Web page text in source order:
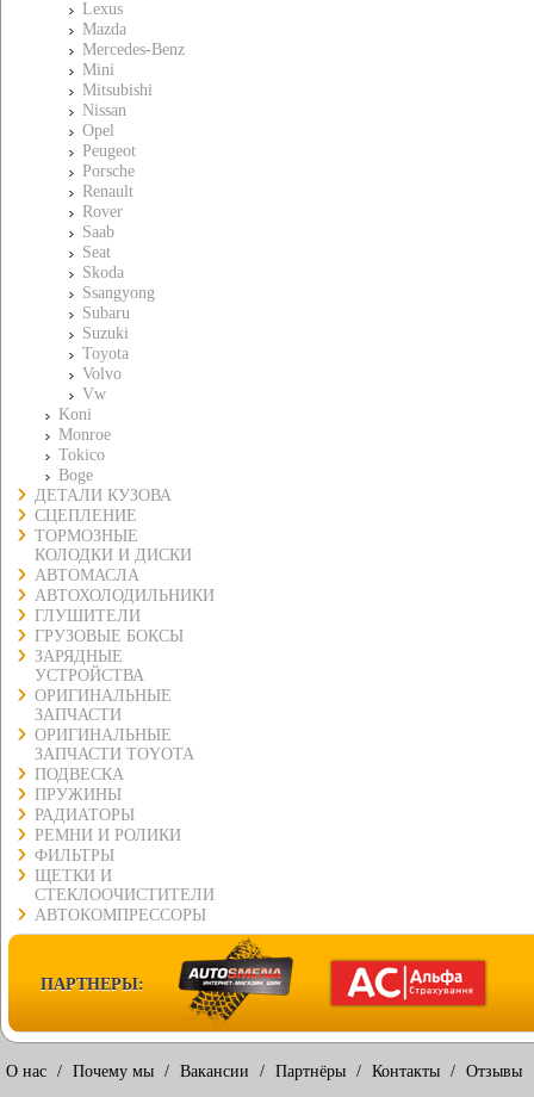
Lexus
Mazda
Mercedes-Benz
Mini
Mitsubishi
Nissan
Opel
Peugeot
Porsche
Renault
Rover
Saab
Seat
Skoda
Ssangyong
Subaru
Suzuki
Toyota
Volvo
Vw
Koni
Monroe
Tokico
Boge
ДЕТАЛИ КУЗОВА
СЦЕПЛЕНИЕ
ТОРМОЗНЫЕ
КОЛОДКИ И ДИСКИ
АВТОМАСЛА
АВТОХОЛОДИЛЬНИКИ
ГЛУШИТЕЛИ
ГРУЗОВЫЕ БОКСЫ
ЗАРЯДНЫЕ
УСТРОЙСТВА
ОРИГИНАЛЬНЫЕ
ЗАПЧАСТИ
ОРИГИНАЛЬНЫЕ
ЗАПЧАСТИ TOYOTA
ПОДВЕСКА
ПРУЖИНЫ
РАДИАТОРЫ
РЕМНИ И РОЛИКИ
ФИЛЬТРЫ
ЩЕТКИ И
СТЕКЛООЧИСТИТЕЛИ
АВТОКОМПРЕССОРЫ
ПАРТНЕРЫ:
О нас / Почему мы / Вакансии / Партнёры / Контакты / Отзывы